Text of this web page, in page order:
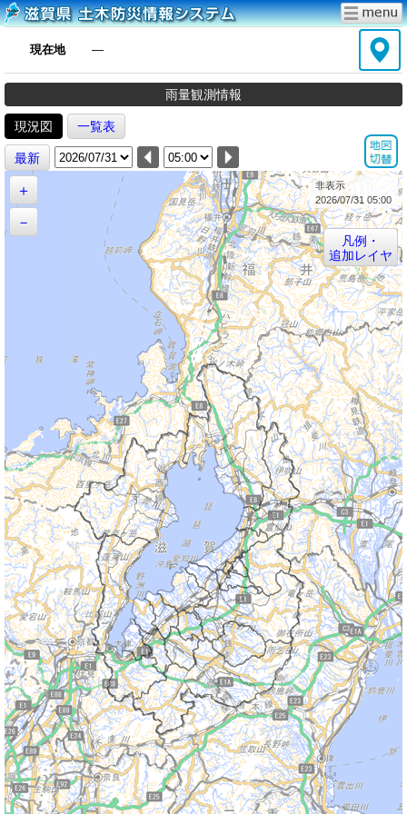
現在地 ―
雨量観測情報
現況図 一覧表
最新
＋
－
非表示
2026/07/31 05:00
凡例・
追加レイヤ